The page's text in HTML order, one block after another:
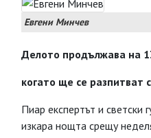
Евгени Минчев
Делото продължава на
когато ще се разпитват
Пиар експертът и светски
изкара нощта срещу